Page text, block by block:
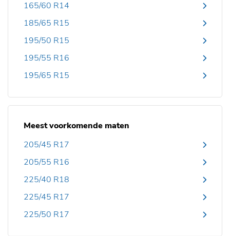
165/60 R14
185/65 R15
195/50 R15
195/55 R16
195/65 R15
Meest voorkomende maten
205/45 R17
205/55 R16
225/40 R18
225/45 R17
225/50 R17